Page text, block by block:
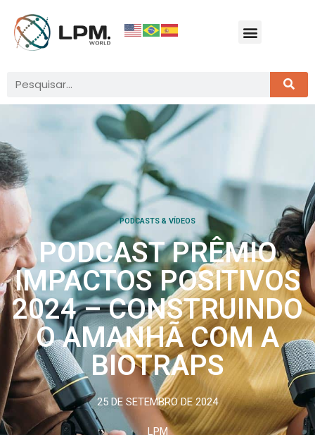
PODCASTS & VÍDEOS
PODCAST PRÊMIO
IMPACTOS POSITIVOS
2024 – CONSTRUINDO
O AMANHÃ COM A
BIOTRAPS
25 DE SETEMBRO DE 2024
LPM